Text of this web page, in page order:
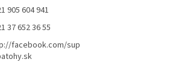
905 604 941
37 652 36 55
facebook.com/sup